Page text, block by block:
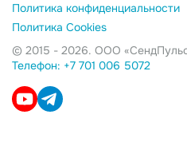
Политика конфиденциальности
Политика Cookies
© 2015 - 2026. ООО
Телефон: +7 701 006 5072